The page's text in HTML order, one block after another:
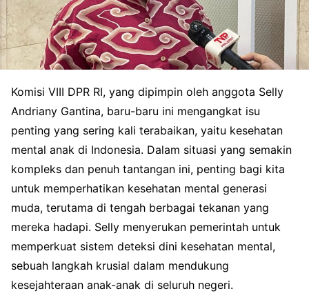
Komisi VIII DPR RI, yang dipimpin oleh anggota Selly
Andriany Gantina, baru-baru ini mengangkat isu
penting yang sering kali terabaikan, yaitu kesehatan
mental anak di Indonesia. Dalam situasi yang semakin
kompleks dan penuh tantangan ini, penting bagi kita
untuk memperhatikan kesehatan mental generasi
muda, terutama di tengah berbagai tekanan yang
mereka hadapi. Selly menyerukan pemerintah untuk
memperkuat sistem deteksi dini kesehatan mental,
sebuah langkah krusial dalam mendukung
kesejahteraan anak-anak di seluruh negeri.